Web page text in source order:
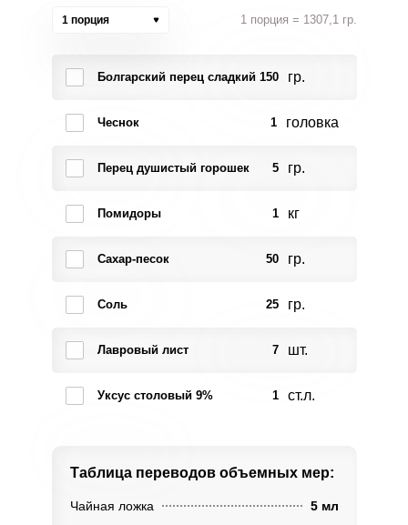
1 порция 1 порция = 1307,1 гр.
Болгарский перец сладкий 150 гр.
Чеснок 1 головка
Перец душистый горошек 5 гр.
Помидоры 1 кг
Сахар-песок 50 гр.
Соль 25 гр.
Лавровый лист 7 шт.
Уксус столовый 9% 1 ст.л.
Таблица переводов объемных мер:
Чайная ложка
5 мл